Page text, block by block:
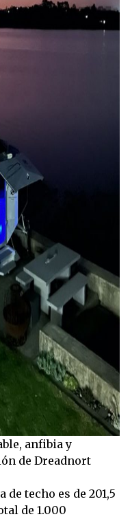
anfibia y
de Dreadnort
techo es de 201,5
de 1.000